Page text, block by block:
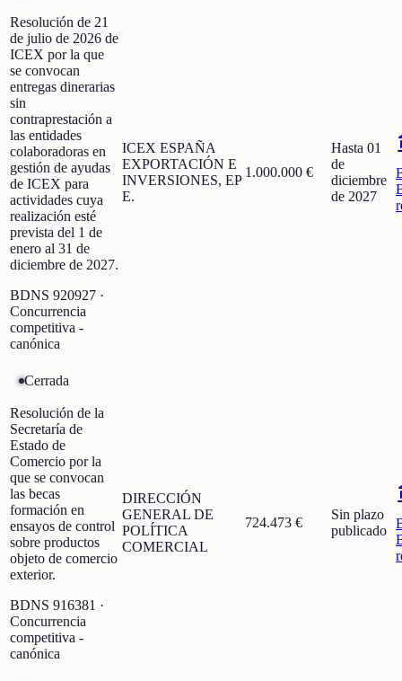
Resolución de 21
de julio de 2026 de
ICEX por la que
se convocan
entregas dinerarias
sin
contraprestación a
las entidades
colaboradoras en
gestión de ayudas
de ICEX para
actividades cuya
realización esté
prevista del 1 de
enero al 31 de
diciembre de 2027.
BDNS 920927 ·
Concurrencia
competitiva -
canónica
ICEX ESPAÑA
EXPORTACIÓN E
INVERSIONES, EP
E.
1.000.000 €
Hasta 01
de
diciembre
de 2027
Cerrada
Resolución de la
Secretaría de
Estado de
Comercio por la
que se convocan
las becas
formación en
ensayos de control
sobre productos
objeto de comercio
exterior.
BDNS 916381 ·
Concurrencia
competitiva -
canónica
DIRECCIÓN
GENERAL DE
POLÍTICA
COMERCIAL
724.473 €
Sin plazo
publicado